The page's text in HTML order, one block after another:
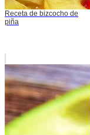
Receta de bizcocho de
piña